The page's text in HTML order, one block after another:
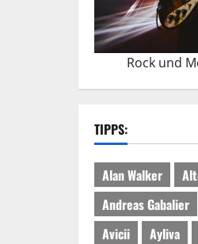
Rock und
TIPPS:
Alan Walker
Andreas Gabalier
Avicii
Ayliva